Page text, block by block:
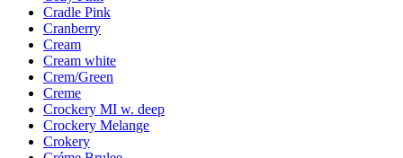
Cradle Pink
Cranberry
Cream
Cream white
Crem/Green
Creme
Crockery MI w. deep
Crockery Melange
Crokery